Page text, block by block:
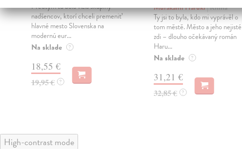
Predtým tu bola vízia skupiny
nadšencov, ktorí chceli premeniť
hlavné mesto Slovenska na
modernú eur...
Na sklade ?
18,55 €
19,95 € ?
Murakami Haruki| Kniha
Ty jsi to byla, kdo mi vyprávěl o
tom městě. Město a jeho nejisté
zdi – dlouho očekávaný román
Haru...
Na sklade ?
31,21 €
32,85 € ?
High-contrast mode